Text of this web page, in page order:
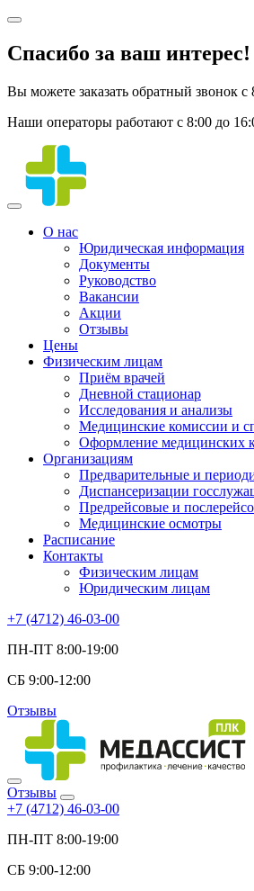
Спасибо за ваш интерес!
Вы можете заказать обратный звонок
Наши операторы работают с 8:00 до
О нас
Юридическая информация
Документы
Руководство
Вакансии
Акции
Отзывы
Цены
Физическим лицам
Приём врачей
Дневной стационар
Исследования и анализы
Медицинские комиссии и
Оформление медицинских
Организациям
Предварительные и
Диспансеризации
Предрейсовые и
Медицинские осмотры
Расписание
Контакты
Физическим лицам
Юридическим лицам
+7 (4712) 46-03-00
ПН-ПТ 8:00-19:00
СБ 9:00-12:00
Отзывы
Отзывы
+7 (4712) 46-03-00
ПН-ПТ 8:00-19:00
СБ 9:00-12:00